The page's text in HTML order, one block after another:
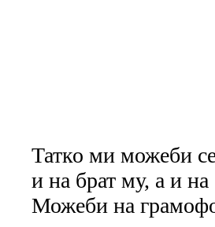
Татко ми можеби
и на брат му, а и
Можеби на